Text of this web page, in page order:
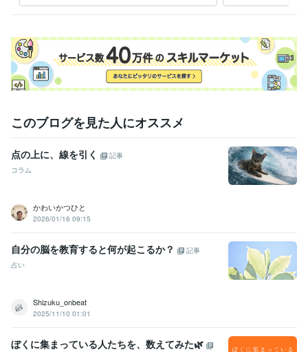
このブログを見た人にオススメ
点の上に、線を引く
記事
コラム
かわいかつひと
2026/01/16 09:15
自分の脳を教育すると何が起こるか？
記事
占い
Shizuku_onbeat
2025/11/10 01:01
ぼくに集まっている人たちを、数えてみた🌿